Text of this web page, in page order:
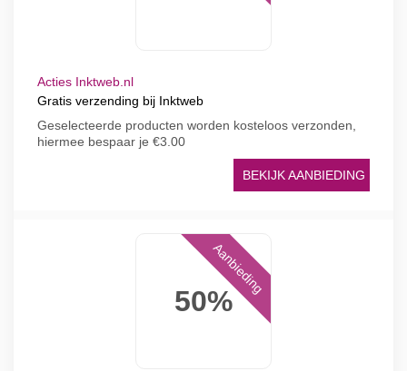
Acties Inktweb.nl
Gratis verzending bij Inktweb
Geselecteerde producten worden kosteloos verzonden,
hiermee bespaar je €3.00
BEKIJK AANBIEDING
50%
Aanbieding